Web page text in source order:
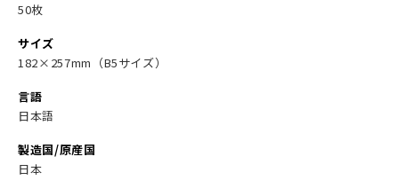
50枚
サイズ
182×257mm（B5サイズ）
言語
日本語
製造国/原産国
日本